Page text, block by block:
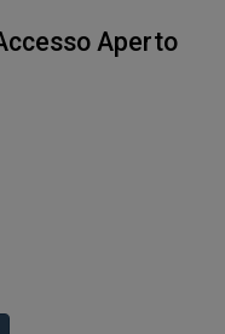
Aperto